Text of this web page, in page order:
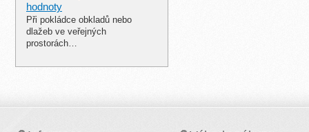
hodnoty
Při pokládce obkladů nebo
dlažeb ve veřejných
prostorách…